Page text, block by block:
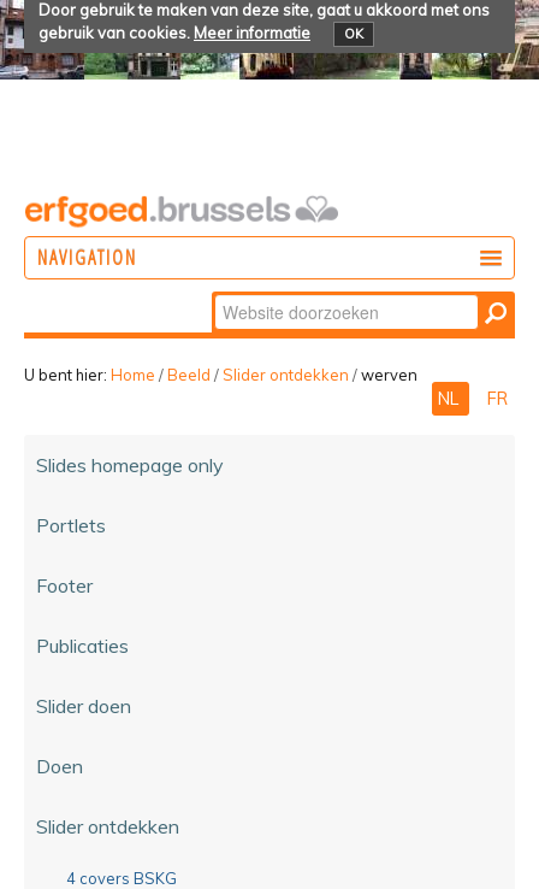
Door gebruik te maken van deze site, gaat u akkoord met ons
gebruik van cookies. Meer informatie OK
NAVIGATION
Zoek
Geavanceerd
zoeken...
U bent hier: Home /Beeld /Slider ontdekken /werven
NL FR
Slides homepage only
Portlets
Footer
Publicaties
Slider doen
Doen
Slider ontdekken
4 covers BSKG